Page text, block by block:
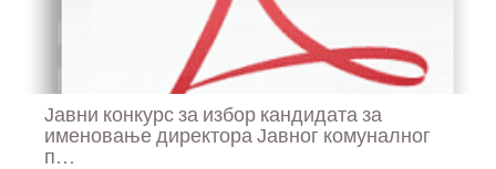
Јавни конкурс за избор кандидата за
именовање директора Јавног комуналног
п...